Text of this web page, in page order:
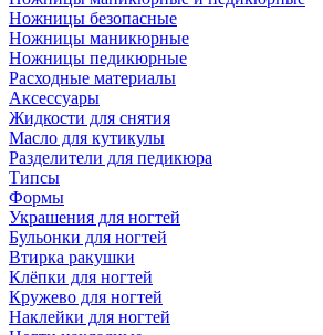
Ножницы безопасные
Ножницы маникюрные
Ножницы педикюрные
Расходные материалы
Аксессуары
Жидкости для снятия
Масло для кутикулы
Разделители для педикюра
Типсы
Формы
Украшения для ногтей
Бульонки для ногтей
Втирка ракушки
Клёпки для ногтей
Кружево для ногтей
Наклейки для ногтей